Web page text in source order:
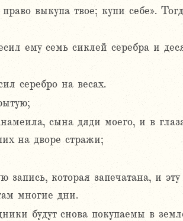
выкупа твое; купи себе».
ему семь сиклей серебра и
серебро на весах.
сына дяди моего, и в
на дворе стражи;
которая запечатана, и эту
многие дни.
будут снова покупаемы в